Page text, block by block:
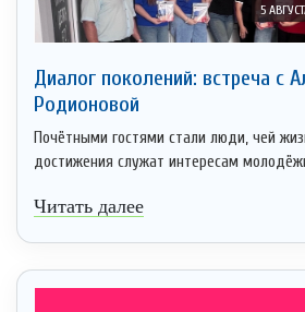
5
Диалог поколений: встреча с
Родионовой
Почётными гостями стали люди, чей
достижения служат интересам
Читать далее